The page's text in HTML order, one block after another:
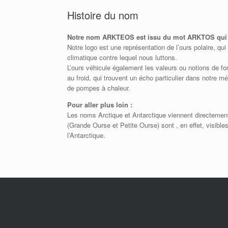
Histoire du nom
Notre nom ARKTEOS est issu du mot ARKTOS
Notre logo est une représentation de l’ours polaire,
climatique contre lequel nous luttons.
L’ours véhicule également les valeurs ou notions de
au froid, qui trouvent un écho particulier dans notre
de pompes à chaleur.
Pour aller plus loin :
Les noms Arctique et Antarctique viennent
(Grande Ourse et Petite Ourse) sont , en effet,
l’Antarctique.